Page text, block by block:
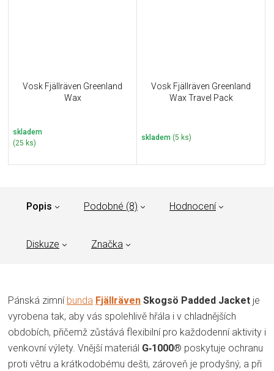
Vosk Fjällräven Greenland
Wax
skladem
(25 ks)
Vosk Fjällräven Greenland
Wax Travel Pack
skladem (5 ks)
Popis Podobné (8) Hodnocení
Diskuze Značka
Pánská zimní bunda Fjällräven Skogsö Padded Jacket je
vyrobena tak, aby vás spolehlivě hřála i v chladnějších
obdobích, přičemž zůstává flexibilní pro každodenní aktivity i
venkovní výlety. Vnější materiál G‑1000® poskytuje ochranu
proti větru a krátkodobému dešti, zároveň je prodyšný, a při